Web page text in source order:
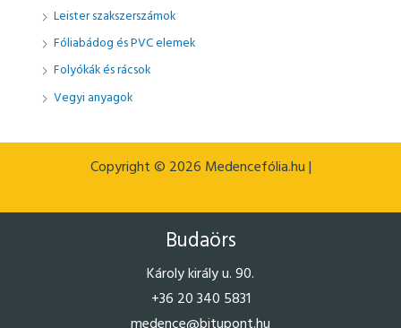
Leister szakszerszámok
Fóliabádog és PVC elemek
Folyókák és rácsok
Vegyi anyagok
Copyright © 2026 Medencefólia.hu |
Budaörs
Károly király u. 90.
+36 20 340 5831